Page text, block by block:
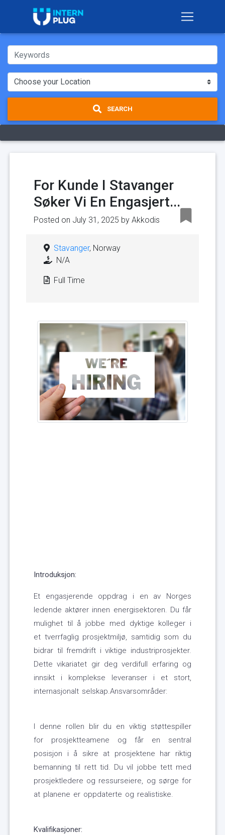
SEARCH
For Kunde I Stavanger
Søker Vi En Engasjert...
Posted on July 31, 2025 by Akkodis
Stavanger, Norway
N/A
Full Time
Introduksjon:
Et engasjerende oppdrag i en av Norges
ledende aktører innen energisektoren. Du får
mulighet til å jobbe med dyktige kolleger i
et tverrfaglig prosjektmiljø, samtidig som du
bidrar til fremdrift i viktige industriprosjekter.
Dette vikariatet gir deg verdifull erfaring og
innsikt i komplekse leveranser i et stort,
internasjonalt selskap.Ansvarsområder:
I denne rollen blir du en viktig støttespiller
for prosjektteamene og får en sentral
posisjon i å sikre at prosjektene har riktig
bemanning til rett tid. Du vil jobbe tett med
prosjektledere og ressurseiere, og sørge for
at planene er oppdaterte og realistiske.
Kvalifikasjoner: